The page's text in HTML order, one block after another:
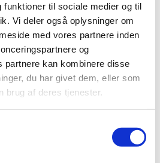
funktioner til sociale medier og til
Vi deler også oplysninger om
med vores partnere inden
og
partnere kan kombinere disse
du har givet dem, eller som
brug af deres tjenester.